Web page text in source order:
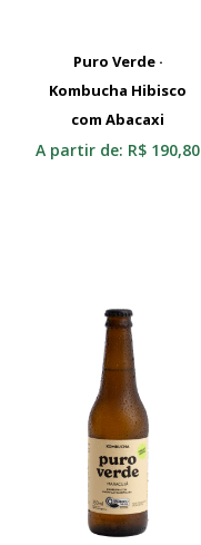
Selecionar
Puro Verde ·
Kombucha Hibisco
com Abacaxi
A partir de: R$ 190,80